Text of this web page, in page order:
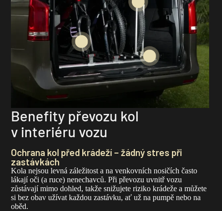
Benefity převozu kol
v interiéru vozu
Ochrana kol před krádeží – žádný stres při
zastávkách
Kola nejsou levná záležitost a na venkovních nosičích často
lákají oči (a ruce) nenechavců. Při převozu uvnitř vozu
zůstávají mimo dohled, takže snižujete riziko krádeže a můžete
si bez obav užívat každou zastávku, ať už na pumpě nebo na
oběd.